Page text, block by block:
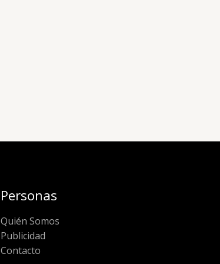
Personas
Quién Somos
Publicidad
Contacto